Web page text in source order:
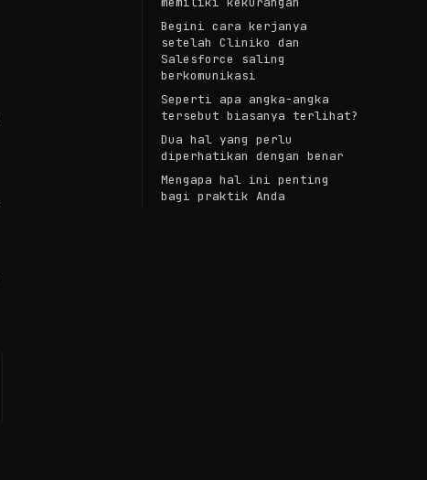
Begini cara kerjanya
setelah Cliniko dan
Salesforce saling
berkomunikasi
Seperti apa angka-angka
tersebut biasanya terlihat?
Dua hal yang perlu
diperhatikan dengan benar
Mengapa hal ini penting
bagi praktik Anda